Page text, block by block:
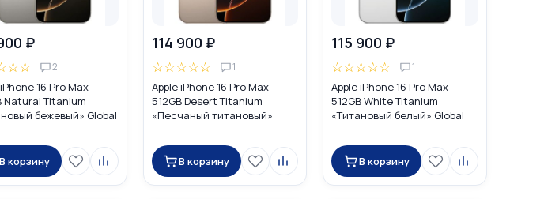
₽
☆☆ 2
16 Pro Max
Natural Titanium
бежевый» Global
В корзину
114 900 ₽
☆☆☆☆☆ 1
Apple iPhone 16 Pro Max
512GB Desert Titanium
«Песчаный титановый»
eSIM)
В корзину
115 900 ₽
☆☆☆☆☆ 1
Apple iPhone 16 Pro Max
512GB White Titanium
«Титановый белый» Global
В корзину